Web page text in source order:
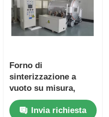
Forno di
sinterizzazione a
vuoto su misura,
forno di temperatura
a vuoto a touch
Invia richiesta